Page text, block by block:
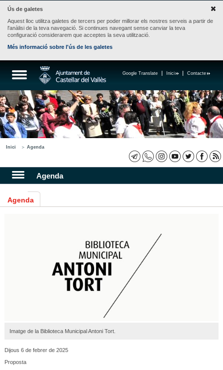
Ús de galetes
Aquest lloc utilitza galetes de tercers per poder millorar els nostres serveis a partir de
l'anàlisi de la teva navegació. Si continues navegant sense canviar la teva
configuració considerarem que acceptes la seva utilització.
Més informació sobre l'ús de les galetes
Contacte
Inici
Google Translate
Inici Agenda
Agenda
Agenda
Imatge de la Biblioteca Municipal Antoni Tort.
Dijous 6 de febrer de 2025
Proposta